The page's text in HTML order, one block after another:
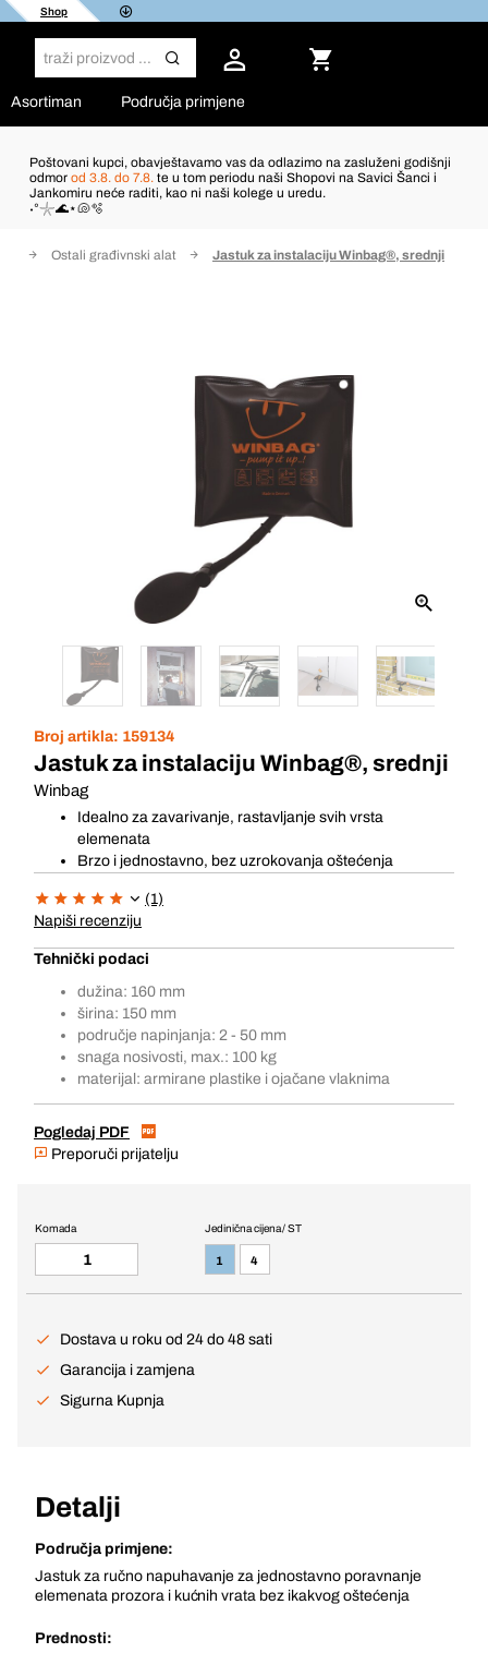
Shop
Asortiman Područja primjene
Poštovani kupci, obavještavamo vas da odlazimo na zasluženi godišnji
odmor od 3.8. do 7.8. te u tom periodu naši Shopovi na Savici Šanci i
Jankomiru neće raditi, kao ni naši kolege u uredu.
˖°𓇼🌊⋆🐚🫧
Ostali građivnski alat Jastuk za instalaciju Winbag®, srednji
Broj artikla: 159134
Jastuk za instalaciju Winbag®, srednji
Winbag
Idealno za zavarivanje, rastavljanje svih vrsta
elemenata
Brzo i jednostavno, bez uzrokovanja oštećenja
(1)
Napiši recenziju
Tehnički podaci
dužina: 160 mm
širina: 150 mm
područje napinjanja: 2 - 50 mm
snaga nosivosti, max.: 100 kg
materijal: armirane plastike i ojačane vlaknima
Pogledaj PDF
Preporuči prijatelju
Jedinična cijena / ST
1 4
Komada
Dostava u roku od 24 do 48 sati
Garancija i zamjena
Sigurna Kupnja
Detalji
Područja primjene:
Jastuk za ručno napuhavanje za jednostavno poravnanje
elemenata prozora i kućnih vrata bez ikakvog oštećenja
Prednosti: